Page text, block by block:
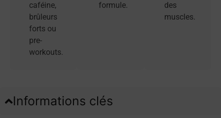
caféine,
brûleurs
forts ou
pre-
workouts.
formule.
des
muscles.
Informations clés